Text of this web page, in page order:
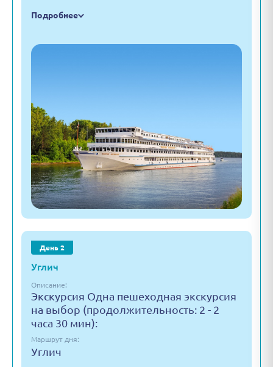
Подробнее
День 2
Углич
Описание:
Экскурсия Одна пешеходная экскурсия
на выбор (продолжительность: 2 - 2
часа 30 мин):
Маршрут дня:
Углич